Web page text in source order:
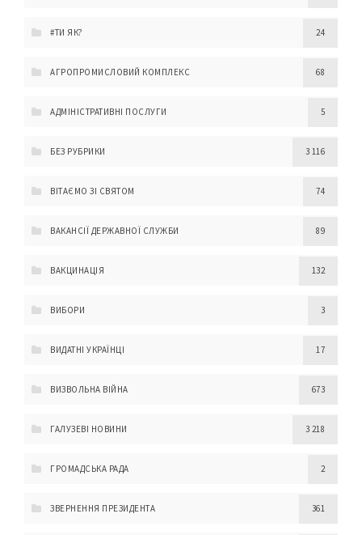
#ТИ ЯК? 24
АГРОПРОМИСЛОВИЙ КОМПЛЕКС 68
АДМІНІСТРАТИВНІ ПОСЛУГИ 5
БЕЗ РУБРИКИ 3 116
ВІТАЄМО ЗІ СВЯТОМ 74
ВАКАНСІЇ ДЕРЖАВНОЇ СЛУЖБИ 89
ВАКЦИНАЦІЯ 132
ВИБОРИ 3
ВИДАТНІ УКРАЇНЦІ 17
ВИЗВОЛЬНА ВІЙНА 673
ГАЛУЗЕВІ НОВИНИ 3 218
ГРОМАДСЬКА РАДА 2
ЗВЕРНЕННЯ ПРЕЗИДЕНТА 361